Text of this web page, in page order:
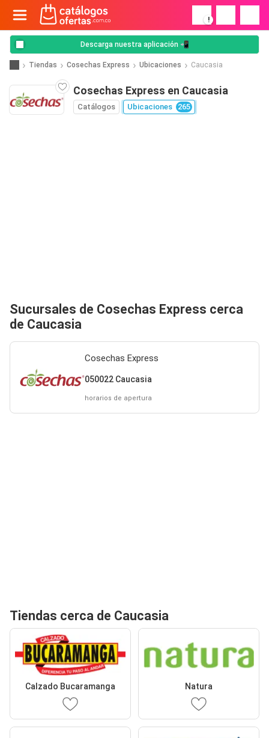
!
Descarga nuestra aplicación 📲
Tiendas Cosechas Express Ubicaciones Caucasia
Cosechas Express en Caucasia
Catálogos Ubicaciones 265
Sucursales de Cosechas Express cerca
de Caucasia
Cosechas Express
050022 Caucasia
horarios de apertura
Tiendas cerca de Caucasia
Calzado Bucaramanga Natura